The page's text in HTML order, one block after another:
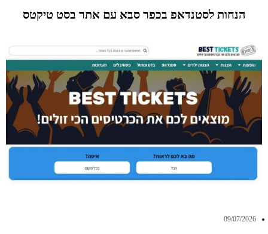
הנחות לסטנדאפ בכפר סבא עם אתר בסט טיקטס
09/07/2026